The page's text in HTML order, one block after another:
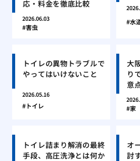
応・料金を徹底比較
2026.06.03
害虫
水
トイレの異物トラブルで
やってはいけないこと
2026.05.16
トイレ
大
り
意
家
トイレ詰まり解消の最終
手段、高圧洗浄とは何か
オ
討